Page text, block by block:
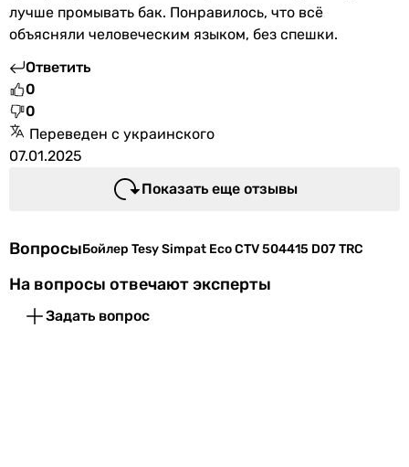
лучше промывать бак. Понравилось, что всё
объясняли человеческим языком, без спешки.
Ответить
0
0
Переведен с украинского
07.01.2025
Показать еще отзывы
ВопросыБойлер Tesy Simpat Eco CTV 504415 D07 TRC
На вопросы отвечают эксперты
Задать вопрос